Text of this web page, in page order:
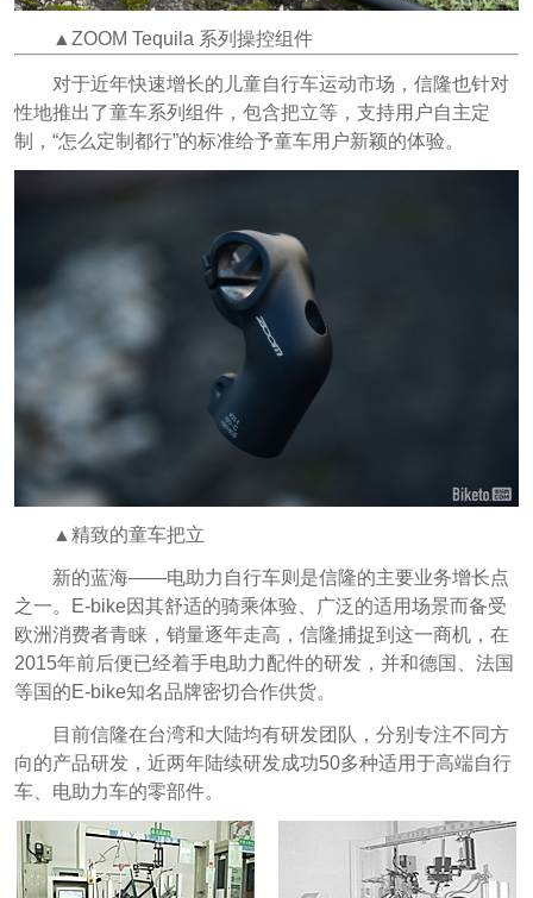
▲ZOOM Tequila 系列操控组件
对于近年快速增长的儿童自行车运动市场，信隆也针对
性地推出了童车系列组件，包含把立等，支持用户自主定
制，“怎么定制都行”的标准给予童车用户新颖的体验。
▲精致的童车把立
新的蓝海——电助力自行车则是信隆的主要业务增长点
之一。E-bike因其舒适的骑乘体验、广泛的适用场景而备受
欧洲消费者青睐，销量逐年走高，信隆捕捉到这一商机，在
2015年前后便已经着手电助力配件的研发，并和德国、法国
等国的E-bike知名品牌密切合作供货。
目前信隆在台湾和大陆均有研发团队，分别专注不同方
向的产品研发，近两年陆续研发成功50多种适用于高端自行
车、电助力车的零部件。